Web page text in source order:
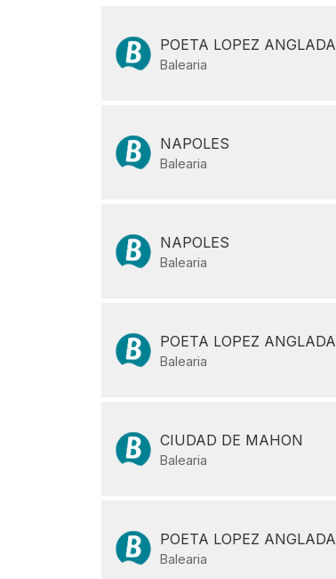
POETA LOPEZ ANGLADA
Balearia
NAPOLES
Balearia
NAPOLES
Balearia
POETA LOPEZ ANGLADA
Balearia
CIUDAD DE MAHON
Balearia
POETA LOPEZ ANGLADA
Balearia